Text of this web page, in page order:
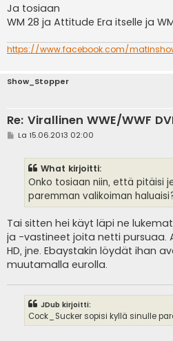
Ja tosiaan
WM 28 ja Attitude Era itselle ja
https://www.facebook.com/
Show_Stopper
Re: Virallinen WWE/WWF
VLa 15.06.2013 02:00
What kirjoitti:
Onko tosiaan niin, että pitäisi
paremman valikoiman
Tai sitten hei käyt läpi ne
ja -vastineet joita netti pursuaa.
HD, jne. Ebaystakin löydät ihan
muutamalla eurolla.
JDub kirjoitti:
Cock_Sucker sopisi kyllä sinulle